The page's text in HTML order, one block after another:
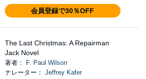
会員登録で30％OFF
The Last Christmas: A Repairman
Jack Novel
著者：
F. Paul Wilson
ナレーター： Jeffrey Kafer